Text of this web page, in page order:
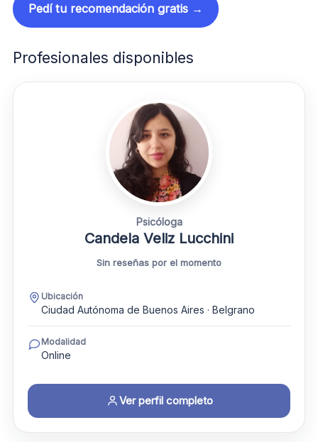
Pedí tu recomendación gratis →
Profesionales disponibles
Psicóloga
Candela Veliz Lucchini
Sin reseñas por el momento
Ubicación
Ciudad Autónoma de Buenos Aires · Belgrano
Modalidad
Online
Ver perfil completo